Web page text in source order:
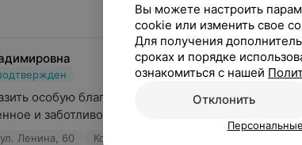
особую благодарность Ковальчуку Игорю
и заботливое отношение к пациенту. Он ...
Ленина, 60 Ковальчук И. В. - Стоматолог-ортопед
Вы можете настроить
cookie или изменить свое
Для получения
сроках и порядке
ознакомиться с нашей
Отклонить